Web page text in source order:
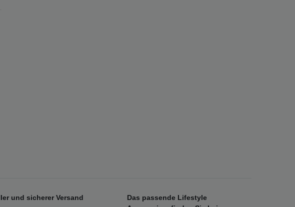
und sicherer Versand
Das passende Lifestyle